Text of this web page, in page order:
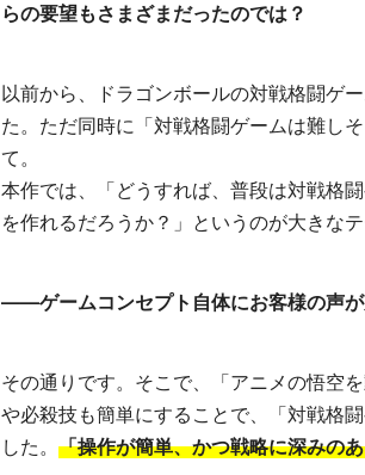
らの要望もさまざまだったのでは？
以前から、ドラゴンボールの対戦格闘ゲ
た。ただ同時に「対戦格闘ゲームは難し
て。
本作では、「どうすれば、普段は対戦格
を作れるだろうか？」というのが大きな
――ゲームコンセプト自体にお客様の声が
その通りです。そこで、「アニメの悟空
や必殺技も簡単にすることで、「対戦格
した。 「操作が簡単、かつ戦略に深みの